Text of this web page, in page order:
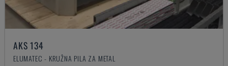
AKS 134
ELUMATEC - KRUŽNA PILA ZA METAL